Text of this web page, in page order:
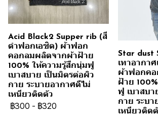
Acid Black2 Supper rib (สี
ดำฟอกเอซิด) ผ้าฟอก
คอกลมผลิตจากผ้าฝ้าย
100% ให้ความรู้สึกนุ่มฟู
เบาสบาย เป็นมิตรต่อผิว
กาย ระบายอากาศดีไม่
เหนียวติดตัว
฿300 - ฿320
Star dust
เทาอากา
ผ้าฟอกคอ
ฝ้าย
ฟู เบาสบา
กาย ระบา
เหนียวติด